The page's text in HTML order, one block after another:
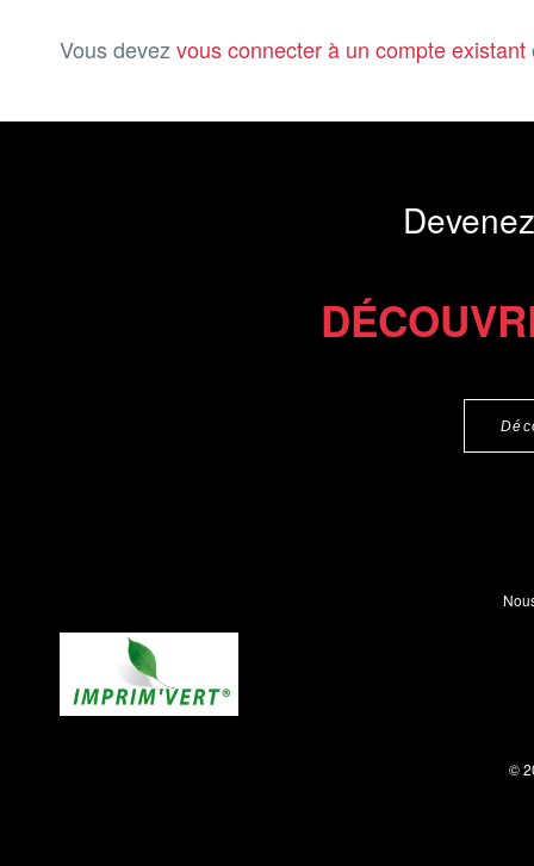
Vous devez vous connecter à un compte existant
©